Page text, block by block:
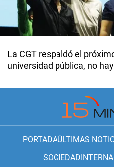
La CGT respaldó el
universidad pública, no
PORTADAÚLTIMAS
SOCIEDAD